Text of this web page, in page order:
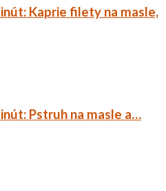
Kaprie filety na masle,
Pstruh na masle a…